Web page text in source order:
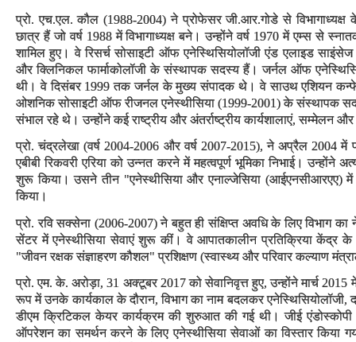
प्रो. एच.एल. कौल (1988-2004) ने प्रोफेसर जी.आर.गोडे से
छात्र हैं जो वर्ष 1988 में विभागाध्यक्ष बने। उन्होंने वर्ष 1970 में एम्स से
शामिल हुए। वे रिसर्च सोसाइटी ऑफ एनेस्थिसियोलॉजी एंड एलाइड
और क्लिनिकल फार्माकोलॉजी के संस्थापक सदस्य हैं। जर्नल ऑफ
थी। वे दिसंबर 1999 तक जर्नल के मुख्य संपादक थे। वे साउथ एशियन
ओशनिक सोसाइटी ऑफ रीजनल एनेस्थीसिया (1999-2001) के संस्थापक
संभाल रहे थे। उन्होंने कई राष्ट्रीय और अंतर्राष्ट्रीय कार्यशालाएं, सम्मेलन
प्रो. चंद्रलेखा (वर्ष 2004-2006 और वर्ष 2007-2015), ने अप्रैल 2004
एबीबी रिकवरी एरिया को उन्नत करने में महत्वपूर्ण भूमिका निभाई। उन्होंने
शुरू किया। उसने तीन "एनेस्थीसिया और एनाल्जेसिया (आईएनसीआरएए) में
किया।
प्रो. रवि सक्सेना (2006-2007) ने बहुत ही संक्षिप्त अवधि के लिए विभाग
सेंटर में एनेस्थीसिया सेवाएं शुरू कीं। वे आपातकालीन प्रतिक्रिया केंद्र के
"जीवन रक्षक संज्ञाहरण कौशल" प्रशिक्षण (स्वास्थ्य और परिवार कल्याण
प्रो. एम. के. अरोड़ा, 31 अक्टूबर 2017 को सेवानिवृत्त हुए, उन्होंने मार्च 2015
रूप में उनके कार्यकाल के दौरान, विभाग का नाम बदलकर एनेस्थिसियोलॉजी,
डीएम क्रिटिकल केयर कार्यक्रम की शुरुआत की गई थी। जीई
ऑपरेशन का समर्थन करने के लिए एनेस्थीसिया सेवाओं का विस्तार किया